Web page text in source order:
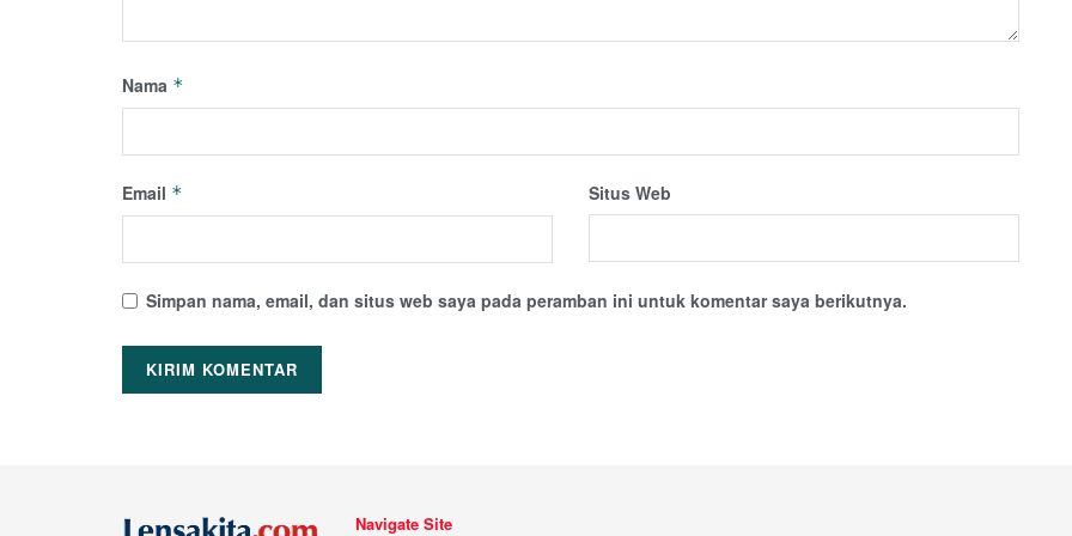
Nama *
Email * Situs Web
Simpan nama, email, dan situs web saya pada peramban ini untuk komentar saya berikutnya.
Navigate Site